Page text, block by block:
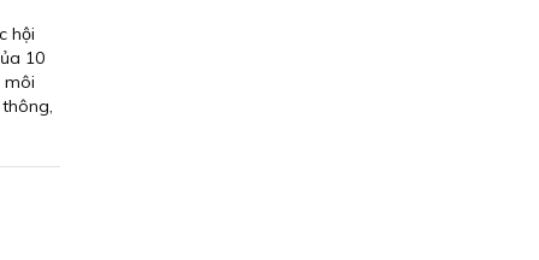
hội
10
môi